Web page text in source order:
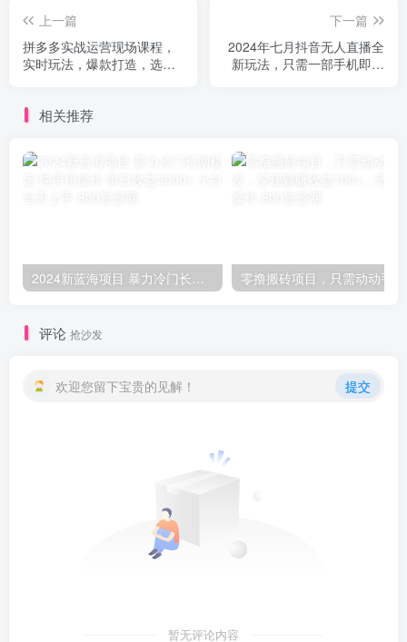
上一篇
拼多多实战运营现场课程，
实时玩法，爆款打造，选
下一篇
2024年七月抖音无人直播全
新玩法，只需一部手机即可
相关推荐
2024新蓝海项目 暴力冷门长期稳定 纯手机操作 单日收益3000+ 小白当天上手
评论 抢沙发
欢迎您留下宝贵的见解！ 提交
暂无评论内容